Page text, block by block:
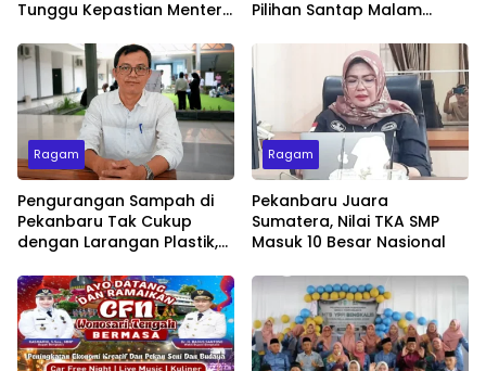
Tunggu Kepastian Menteri
Pilihan Santap Malam
Ragam
Pengurangan Sampah di
Pekanbaru Tak Cukup
dengan Larangan Plastik,
Jadi Penentu
Ragam
Pekanbaru Juara
Sumatera, Nilai TKA SMP
Masuk 10 Besar Nasional